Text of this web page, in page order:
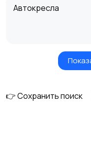
Автокресла
Игрушки и игры
👉 Сохранить поиск